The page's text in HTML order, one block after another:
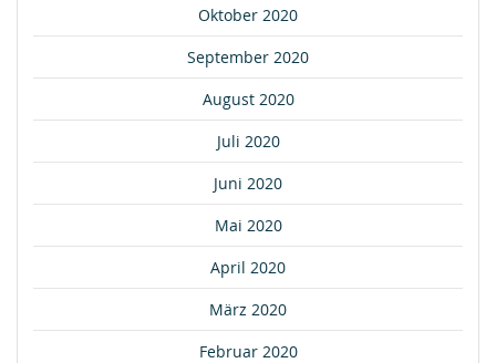
Oktober 2020
September 2020
August 2020
Juli 2020
Juni 2020
Mai 2020
April 2020
März 2020
Februar 2020